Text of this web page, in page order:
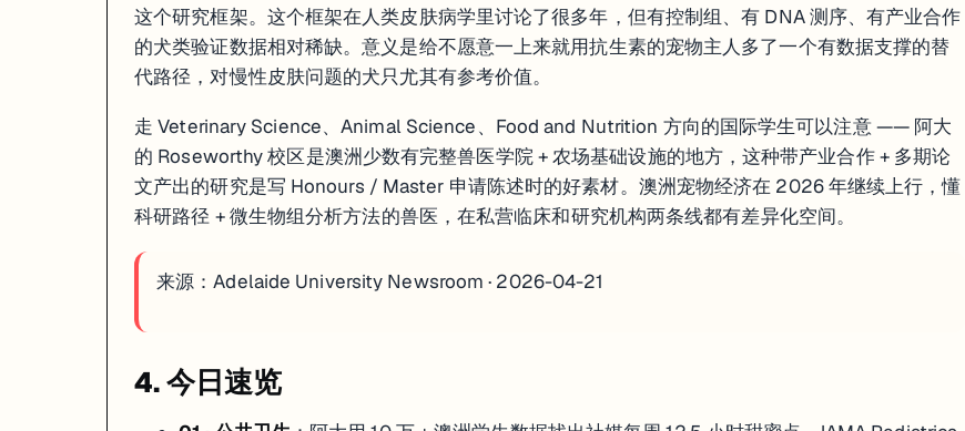
这个研究框架。这个框架在人类皮肤病学里讨论了很多年，但有控制组、有 DNA 测序、有产业合作
的犬类验证数据相对稀缺。意义是给不愿意一上来就用抗生素的宠物主人多了一个有数据支撑的替
代路径，对慢性皮肤问题的犬只尤其有参考价值。
走 Veterinary Science、Animal Science、Food and Nutrition 方向的国际学生可以注意 —— 阿大
的 Roseworthy 校区是澳洲少数有完整兽医学院 + 农场基础设施的地方，这种带产业合作 + 多期论
文产出的研究是写 Honours / Master 申请陈述时的好素材。澳洲宠物经济在 2026 年继续上行，懂
科研路径 + 微生物组分析方法的兽医，在私营临床和研究机构两条线都有差异化空间。
来源：Adelaide University Newsroom · 2026-04-21
4. 今日速览